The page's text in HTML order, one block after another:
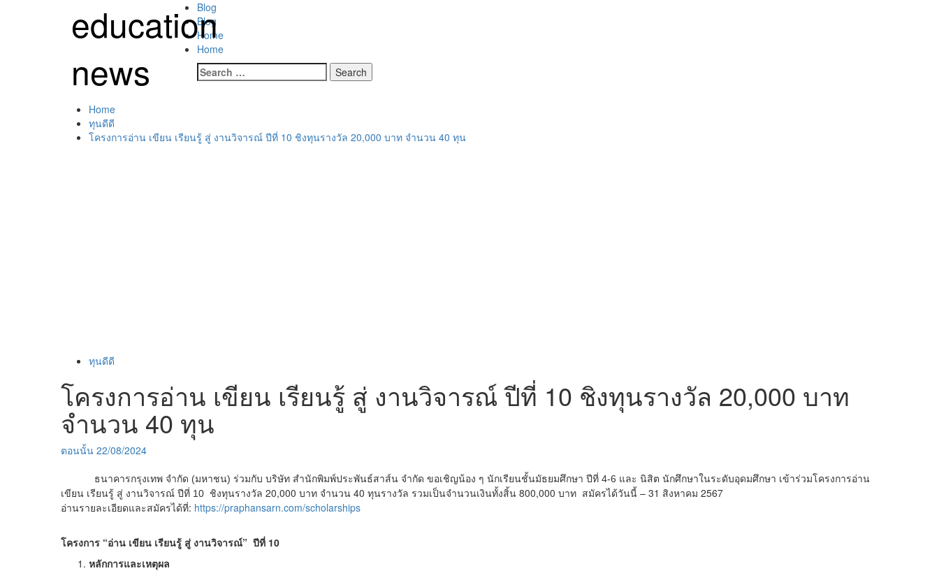
education
news
Primary
Menu
Blog
Blog
Home
Home
Search
for:
Home
ทุนดีดี
โครงการอ่าน เขียน เรียนรู้ สู่ งานวิจารณ์ ปีที่ 10 ชิงทุนรางวัล 20,000 บาท จำนวน 40 ทุน
ทุนดีดี
โครงการอ่าน เขียน เรียนรู้ สู่ งานวิจารณ์ ปีที่ 10 ชิงทุนรางวัล 20,000 บาท
จำนวน 40 ทุน
ตอนนั้น 22/08/2024
ธนาคารกรุงเทพ จำกัด (มหาชน) ร่วมกับ บริษัท สำนักพิมพ์ประพันธ์สาส์น จำกัด ขอเชิญน้อง ๆ นักเรียนชั้นมัธยมศึกษา ปีที่ 4-6 และ นิสิต นักศึกษาในระดับอุดมศึกษา เข้าร่วมโครงการอ่าน
เขียน เรียนรู้ สู่ งานวิจารณ์ ปีที่ 10 ชิงทุนรางวัล 20,000 บาท จำนวน 40 ทุนรางวัล รวมเป็นจำนวนเงินทั้งสิ้น 800,000 บาท สมัครได้วันนี้ – 31 สิงหาคม 2567
อ่านรายละเอียดและสมัครได้ที่: https://praphansarn.com/scholarships
โครงการ “อ่าน เขียน เรียนรู้ สู่ งานวิจารณ์” ปีที่ 10
หลักการและเหตุผล